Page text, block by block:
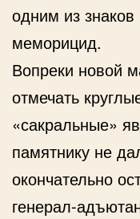
одним из знаков
меморицид.
Вопреки новой
отмечать
«сакральные»
памятнику не
окончательно
генерал-